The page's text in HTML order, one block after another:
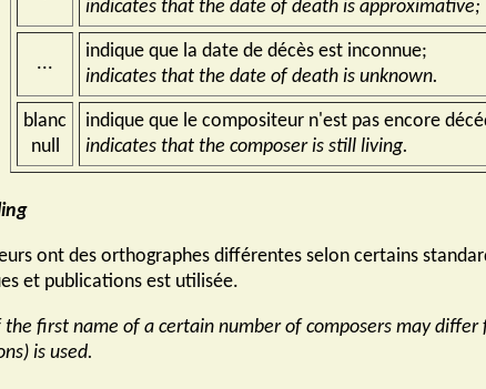
indicates that the date of death is approximative;
...
indique que la date de décès est inconnue;
indicates that the date of death is unknown.
blanc
null
indique que le compositeur n'est pas encore
indicates that the composer is still living.
ont des orthographes différentes selon certains
et publications est utilisée.
first name of a certain number of composers may
is used.